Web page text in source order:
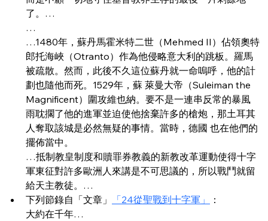
了。…
…
…1480年，蘇丹馬霍米特二世（Mehmed II）佔領奧特
郎托海峽（Otranto）作為他侵略意大利的跳板。羅馬
被疏散。然而，此後不久這位蘇丹就一命嗚呼，他的計
劃也隨他而死。1529年，蘇 萊曼大帝（Suleiman the
Magnificent）圍攻維也納。要不是一連串反常的暴風
雨耽擱了他的進軍並迫使他捨棄許多的槍炮，那土耳其
人奪取該城是必然無疑的事情。當時，德國 也在他們的
擺佈當中。
…抵制教皇制度和贖罪券教義的新教改革運動使得十字
軍東征對許多歐洲人來講是不可思議的，所以戰鬥就留
給天主教徒。…
下列節錄自「文章」
「24從聖戰到十字軍」
：
大約在千年…